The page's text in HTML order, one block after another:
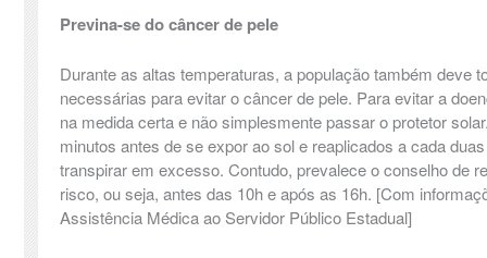
Previna-se do câncer de pele
Durante as altas temperaturas, a população também deve
necessárias para evitar o câncer de pele. Para evitar a
na medida certa e não simplesmente passar o protetor
minutos antes de se expor ao sol e reaplicados a cada
transpirar em excesso. Contudo, prevalece o conselho de
risco, ou seja, antes das 10h e após as 16h. [Com
Assistência Médica ao Servidor Público Estadual]